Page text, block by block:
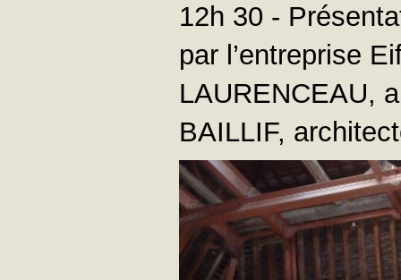
12h 30 -
par l’entreprise
LAURENCEAU,
BAILLIF,